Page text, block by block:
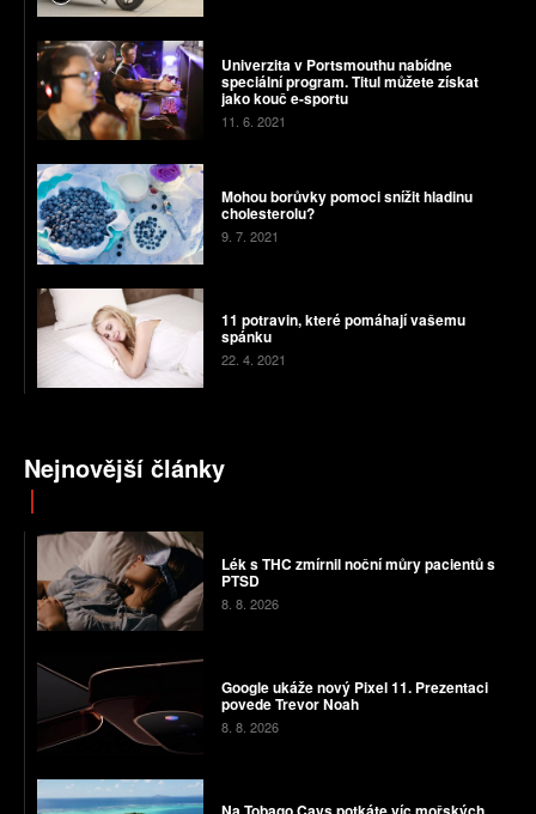
Univerzita v Portsmouthu nabídne
speciální program. Titul můžete získat
jako kouč e-sportu
11. 6. 2021
Mohou borůvky pomoci snížit hladinu
cholesterolu?
9. 7. 2021
11 potravin, které pomáhají vašemu
spánku
22. 4. 2021
Nejnovější články
Lék s THC zmírnil noční můry pacientů s
PTSD
8. 8. 2026
Google ukáže nový Pixel 11. Prezentaci
povede Trevor Noah
8. 8. 2026